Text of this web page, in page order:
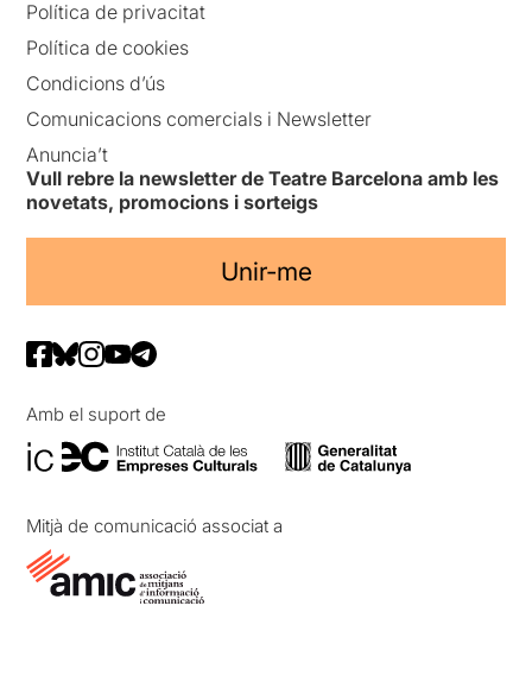
Política de privacitat
Política de cookies
Condicions d’ús
Comunicacions comercials i Newsletter
Anuncia’t
Vull rebre la newsletter de Teatre Barcelona amb les
novetats, promocions i sorteigs
Unir-me
Amb el suport de
Mitjà de comunicació associat a